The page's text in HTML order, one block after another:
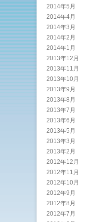
2014年5月
2014年4月
2014年3月
2014年2月
2014年1月
2013年12月
2013年11月
2013年10月
2013年9月
2013年8月
2013年7月
2013年6月
2013年5月
2013年3月
2013年2月
2012年12月
2012年11月
2012年10月
2012年9月
2012年8月
2012年7月